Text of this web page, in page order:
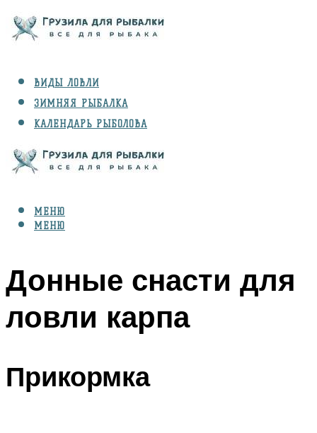
ВИДЫ ЛОВЛИ
ЗИМНЯЯ РЫБАЛКА
КАЛЕНДАРЬ РЫБОЛОВА
СНАРЯЖЕНИЕ
МЕНЮ
МЕНЮ
Донные снасти для
ловли карпа
Прикормка